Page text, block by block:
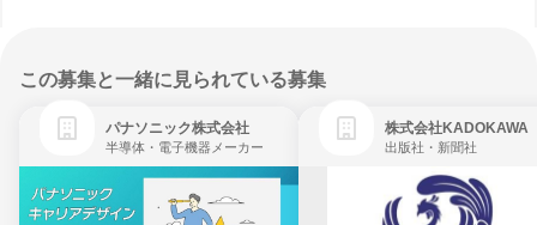
この募集と一緒に見られている募集
パナソニック株式会社
半導体・電子機器メーカー
株式会社KADOKAWA
出版社・新聞社